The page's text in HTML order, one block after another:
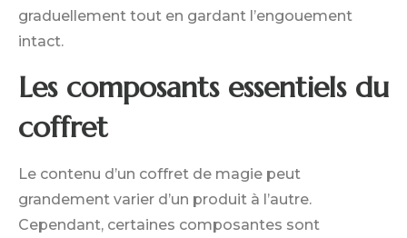
graduellement tout en gardant l’engouement
intact.
Les composants essentiels du
coffret
Le contenu d’un coffret de magie peut
grandement varier d’un produit à l’autre.
Cependant, certaines composantes sont